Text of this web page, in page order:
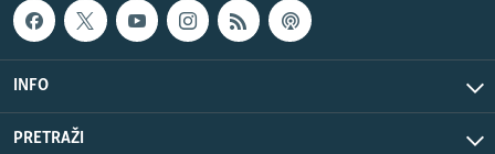
INFO
PRETRAŽI